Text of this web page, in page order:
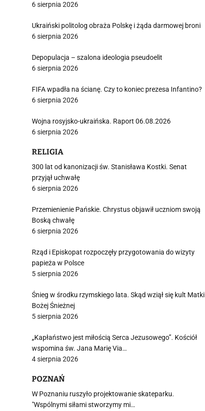
6 sierpnia 2026
Ukraiński politolog obraża Polskę i żąda darmowej broni
6 sierpnia 2026
Depopulacja – szalona ideologia pseudoelit
6 sierpnia 2026
FIFA wpadła na ścianę. Czy to koniec prezesa Infantino?
6 sierpnia 2026
Wojna rosyjsko-ukraińska. Raport 06.08.2026
6 sierpnia 2026
RELIGIA
300 lat od kanonizacji św. Stanisława Kostki. Senat
przyjął uchwałę
6 sierpnia 2026
Przemienienie Pańskie. Chrystus objawił uczniom swoją
Boską chwałę
6 sierpnia 2026
Rząd i Episkopat rozpoczęły przygotowania do wizyty
papieża w Polsce
5 sierpnia 2026
Śnieg w środku rzymskiego lata. Skąd wziął się kult Matki
Bożej Śnieżnej
5 sierpnia 2026
„Kapłaństwo jest miłością Serca Jezusowego”. Kościół
wspomina św. Jana Marię Via…
4 sierpnia 2026
POZNAŃ
W Poznaniu ruszyło projektowanie skateparku.
"Wspólnymi siłami stworzymy mi…